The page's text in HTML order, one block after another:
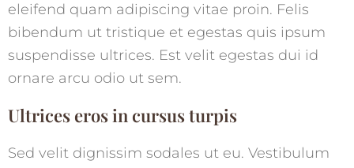
eleifend quam adipiscing vitae proin. Felis
bibendum ut tristique et egestas quis ipsum
suspendisse ultrices. Est velit egestas dui id
ornare arcu odio ut sem.
Ultrices eros in cursus turpis
Sed velit dignissim sodales ut eu. Vestibulum